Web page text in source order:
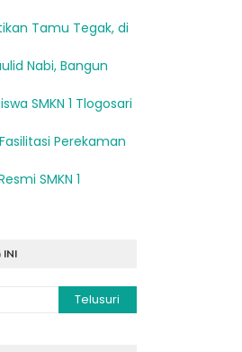
Tamu Tegak, di
Nabi, Bangun
SMKN 1 Tlogosari
Fasilitasi Perekaman
SMKN 1
INI